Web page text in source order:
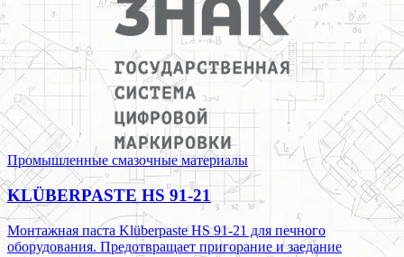
Промышленные смазочные материалы
KLÜBERPASTE HS 91-21
Монтажная паста Klüberpaste HS 91-21 для печного
оборудования. Предотвращает пригорание и заедание